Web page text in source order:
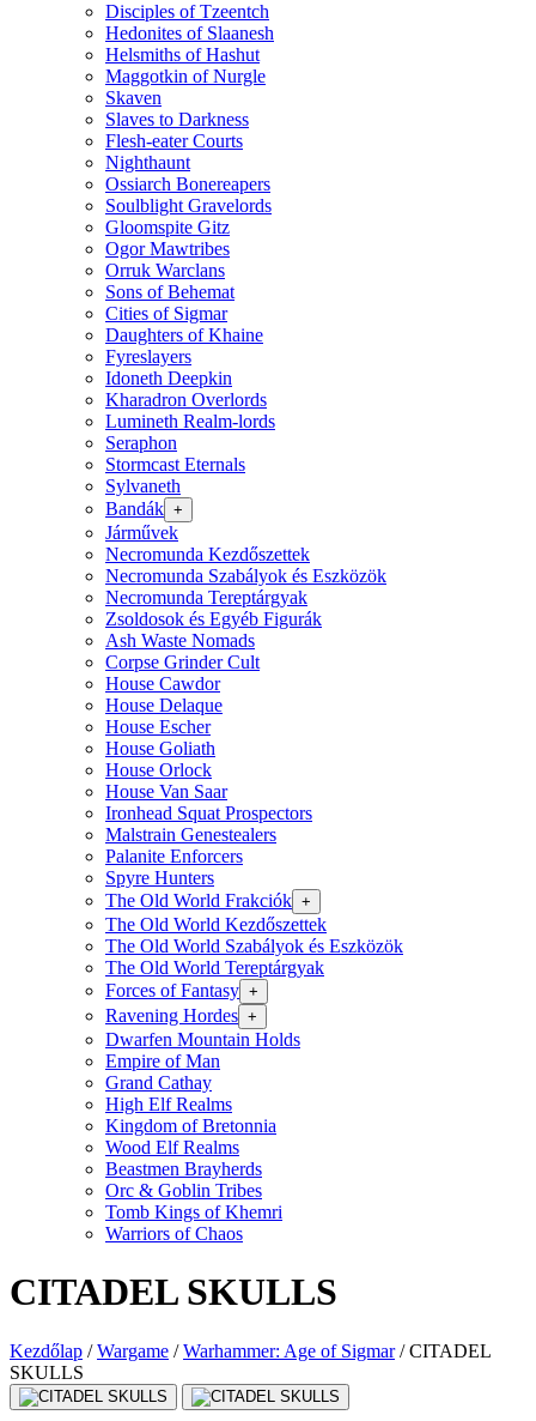
Disciples of Tzeentch
Hedonites of Slaanesh
Helsmiths of Hashut
Maggotkin of Nurgle
Skaven
Slaves to Darkness
Flesh-eater Courts
Nighthaunt
Ossiarch Bonereapers
Soulblight Gravelords
Gloomspite Gitz
Ogor Mawtribes
Orruk Warclans
Sons of Behemat
Cities of Sigmar
Daughters of Khaine
Fyreslayers
Idoneth Deepkin
Kharadron Overlords
Lumineth Realm-lords
Seraphon
Stormcast Eternals
Sylvaneth
Bandák +
Járművek
Necromunda Kezdőszettek
Necromunda Szabályok és Eszközök
Necromunda Tereptárgyak
Zsoldosok és Egyéb Figurák
Ash Waste Nomads
Corpse Grinder Cult
House Cawdor
House Delaque
House Escher
House Goliath
House Orlock
House Van Saar
Ironhead Squat Prospectors
Malstrain Genestealers
Palanite Enforcers
Spyre Hunters
The Old World Frakciók +
The Old World Kezdőszettek
The Old World Szabályok és Eszközök
The Old World Tereptárgyak
Forces of Fantasy +
Ravening Hordes +
Dwarfen Mountain Holds
Empire of Man
Grand Cathay
High Elf Realms
Kingdom of Bretonnia
Wood Elf Realms
Beastmen Brayherds
Orc & Goblin Tribes
Tomb Kings of Khemri
Warriors of Chaos
CITADEL SKULLS
Kezdőlap / Wargame / Warhammer: Age of Sigmar /CITADEL
SKULLS